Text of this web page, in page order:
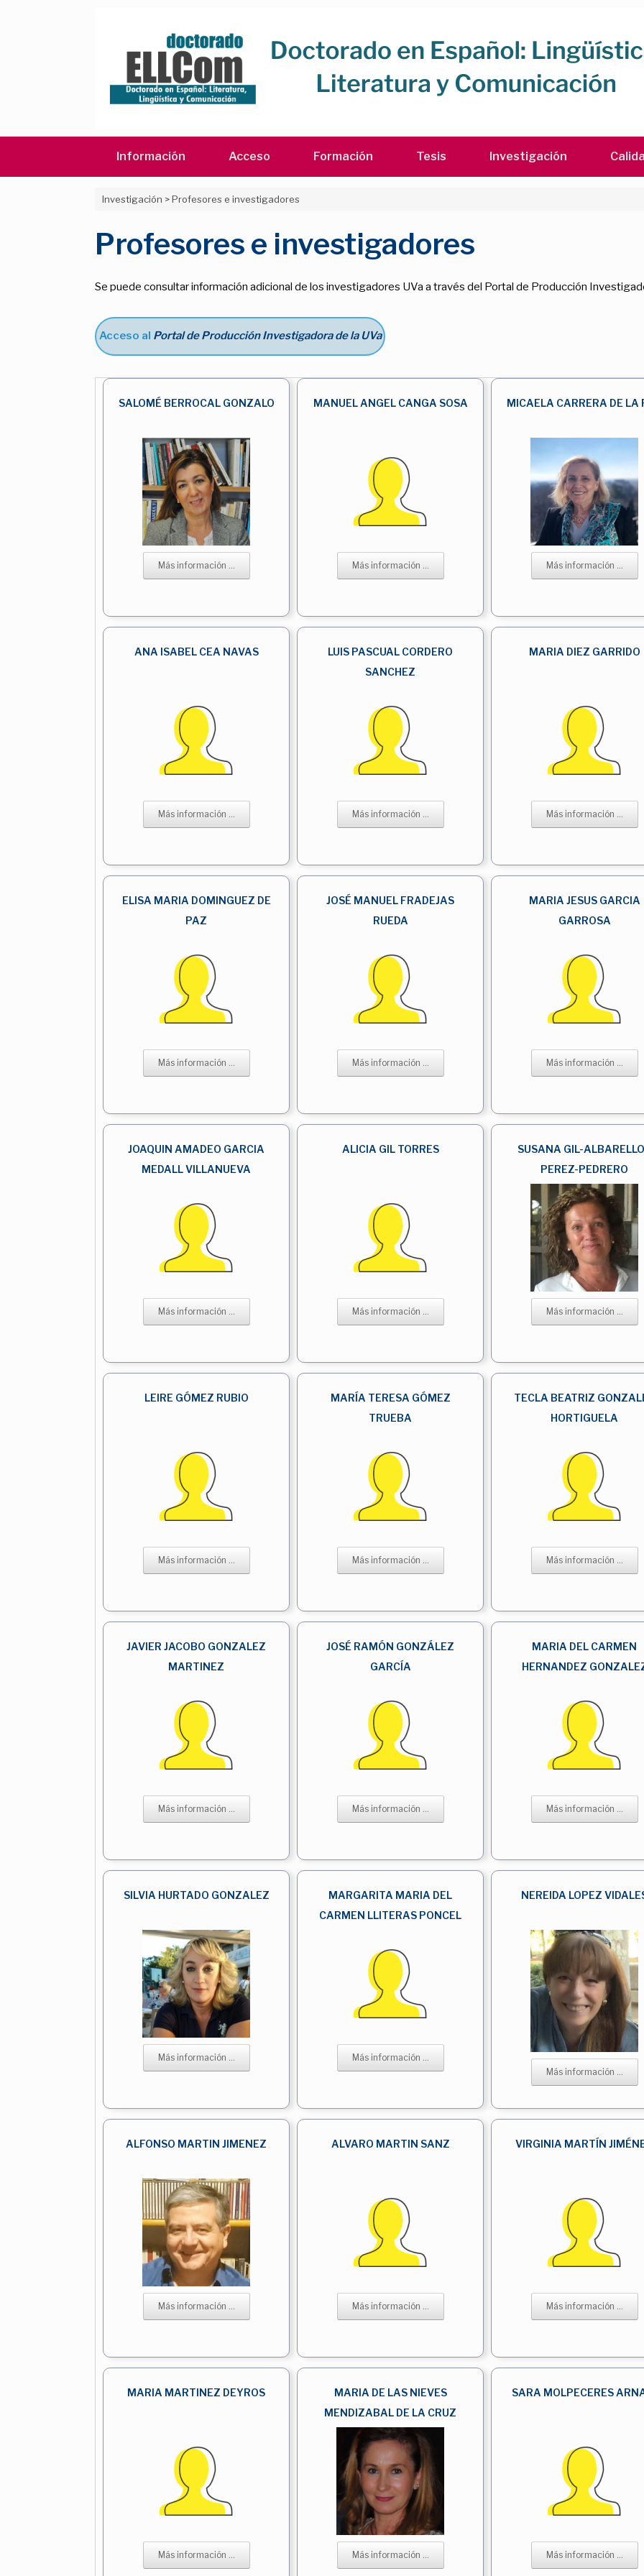
Información Acceso Formación Tesis Investigación
Investigación >Profesores e investigadores
Profesores e investigadores
Se puede consultar información adicional de los investigadores UVa a través del Portal de Producción
Acceso al Portal de Producción Investigadora de la UVa
SALOMÉ BERROCAL GONZALO
Más información ...
MANUEL ANGEL CANGA SOSA
Más información ...
MICAELA CARRERA DE LA
Más información ...
ANA ISABEL CEA NAVAS
Más información ...
LUIS PASCUAL CORDERO
SANCHEZ
Más información ...
MARIA DIEZ GARRIDO
Más información ...
ELISA MARIA DOMINGUEZ DE
PAZ
Más información ...
JOSÉ MANUEL FRADEJAS
RUEDA
Más información ...
MARIA JESUS GARCIA
GARROSA
Más información ...
JOAQUIN AMADEO GARCIA
MEDALL VILLANUEVA
Más información ...
ALICIA GIL TORRES
Más información ...
SUSANA GIL-
PEREZ-PEDRERO
Más información ...
LEIRE GÓMEZ RUBIO
Más información ...
MARÍA TERESA GÓMEZ
TRUEBA
Más información ...
TECLA BEATRIZ
HORTIGUELA
Más información ...
JAVIER JACOBO GONZALEZ
MARTINEZ
Más información ...
JOSÉ RAMÓN GONZÁLEZ
GARCÍA
Más información ...
MARIA DEL CARMEN
HERNANDEZ
Más información ...
SILVIA HURTADO GONZALEZ
Más información ...
MARGARITA MARIA DEL
CARMEN LLITERAS PONCEL
Más información ...
NEREIDA LOPEZ
Más información ...
ALFONSO MARTIN JIMENEZ
Más información ...
ALVARO MARTIN SANZ
Más información ...
VIRGINIA MARTÍN
Más información ...
MARIA MARTINEZ DEYROS
Más información ...
MARIA DE LAS NIEVES
MENDIZABAL DE LA CRUZ
Más información ...
SARA MOLPECERES
Más información ...